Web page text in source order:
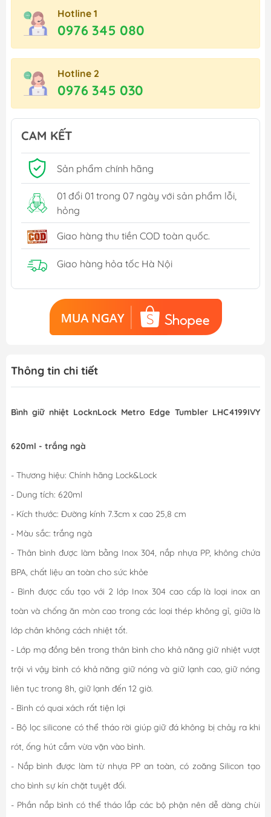
Hotline 1
0976 345 080
Hotline 2
0976 345 030
CAM KẾT
Sản phẩm chính hãng
01 đổi 01 trong 07 ngày với sản phẩm lỗi,
hỏng
Giao hàng thu tiền COD toàn quốc.
Giao hàng hỏa tốc Hà Nội
Thông tin chi tiết
Bình giữ nhiệt LocknLock Metro Edge Tumbler LHC4199IVY
620ml - trắng ngà
- Thương hiệu: Chính hãng Lock&Lock
- Dung tích: 620ml
- Kích thước: Đường kính 7.3cm x cao 25,8 cm
- Màu sắc: trắng ngà
- Thân bình được làm bằng Inox 304, nắp nhựa PP, không chứa
BPA, chất liệu an toàn cho sức khỏe
- Bình được cấu tạo với 2 lớp Inox 304 cao cấp là loại inox an
toàn và chống ăn mòn cao trong các loại thép không gỉ, giữa là
lớp chân không cách nhiệt tốt.
- Lớp mạ đồng bên trong thân bình cho khả năng giữ nhiệt vượt
trội vì vậy bình có khả năng giữ nóng và giữ lạnh cao, giữ nóng
liên tục trong 8h, giữ lạnh đến 12 giờ.
- Bình có quai xách rất tiện lợi
- Bộ lọc silicone có thể tháo rời giúp giữ đá không bị chảy ra khi
rót, ống hút cắm vừa vặn vào bình.
- Nắp bình được làm từ nhựa PP an toàn, có zoăng Silicon tạo
cho bình sự kín chặt tuyệt đối.
- Phần nắp bình có thể tháo lắp các bộ phận nên dễ dàng chùi